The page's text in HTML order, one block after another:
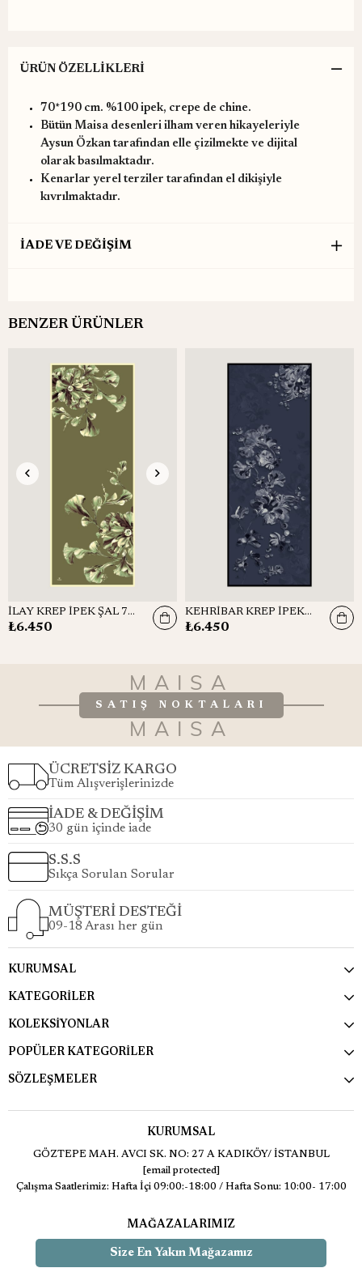
ÜRÜN ÖZELLIKLERI
70*190 cm. %100 ipek, crepe de chine.
Bütün Maisa desenleri ilham veren hikayeleriyle
Aysun Özkan tarafından elle çizilmekte ve dijital
olarak basılmaktadır.
Kenarlar yerel terziler tarafından el dikişiyle
kıvrılmaktadır.
İADE VE DEĞİŞİM
BENZER ÜRÜNLER
İLAY KREP İPEK ŞAL 70*190 CM - YEŞİL
₺6.450
KEHRİBAR KREP İPEK ŞAL 70*190 CM - PETROL MAVİSİ
₺6.450
MAISA
SATIŞ NOKTALARI
MAISA
ÜCRETSİZ KARGO
Tüm Alışverişlerinizde
İADE & DEĞİŞİM
30 gün içinde iade
S.S.S
Sıkça Sorulan Sorular
MÜŞTERİ DESTEĞİ
09-18 Arası her gün
KURUMSAL
KATEGORİLER
KOLEKSİYONLAR
POPÜLER KATEGORİLER
SÖZLEŞMELER
KURUMSAL
GÖZTEPE MAH. AVCI SK. NO: 27 A KADIKÖY/ İSTANBUL
[email protected]
Çalışma Saatlerimiz: Hafta İçi 09:00:-18:00 / Hafta Sonu: 10:00- 17:00
MAĞAZALARIMIZ
Size En Yakın Mağazamız